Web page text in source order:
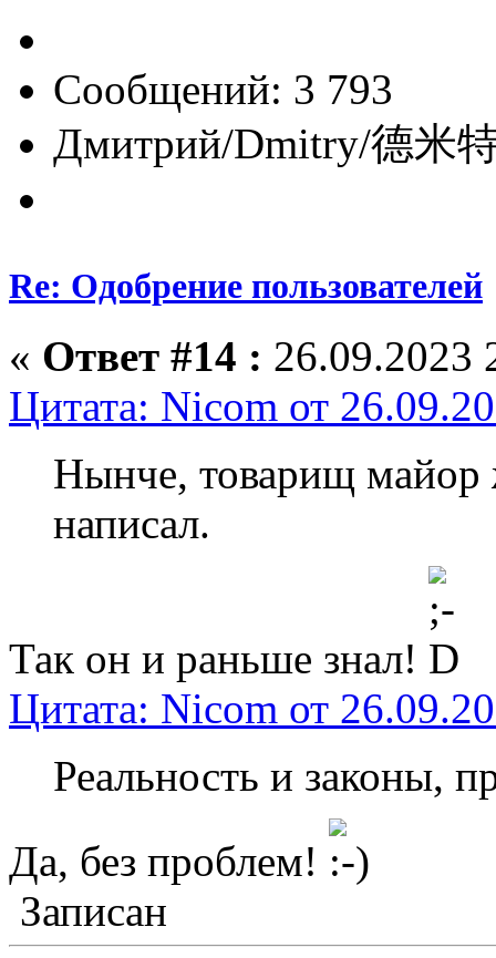
Сообщений: 3 793
Дмитрий/Dmitry/德米特
Re: Одобрение пользователей
« Ответ #14 : 26.09.2023
Цитата: Nicom от
Нынче, товарищ майор
написал.
Так он и раньше знал!
Цитата: Nicom от
Реальность и законы,
Да, без проблем!
Записан